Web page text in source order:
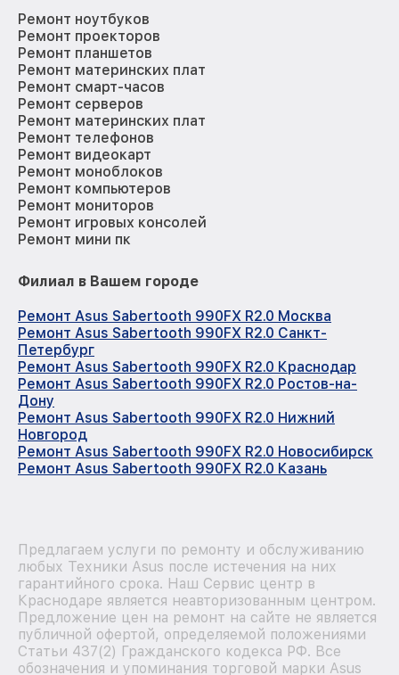
Ремонт ноутбуков
Ремонт проекторов
Ремонт планшетов
Ремонт материнских плат
Ремонт смарт-часов
Ремонт серверов
Ремонт материнских плат
Ремонт телефонов
Ремонт видеокарт
Ремонт моноблоков
Ремонт компьютеров
Ремонт мониторов
Ремонт игровых консолей
Ремонт мини пк
Филиал в Вашем городе
Ремонт Asus Sabertooth 990FX R2.0 Москва
Ремонт Asus Sabertooth 990FX R2.0 Санкт-
Петербург
Ремонт Asus Sabertooth 990FX R2.0 Краснодар
Ремонт Asus Sabertooth 990FX R2.0 Ростов-на-
Дону
Ремонт Asus Sabertooth 990FX R2.0 Нижний
Новгород
Ремонт Asus Sabertooth 990FX R2.0 Новосибирск
Ремонт Asus Sabertooth 990FX R2.0 Казань
Предлагаем услуги по ремонту и обслуживанию
любых Техники Asus после истечения на них
гарантийного срока. Наш Сервис центр в
Краснодаре является неавторизованным центром.
Предложение цен на ремонт на сайте не является
публичной офертой, определяемой положениями
Статьи 437(2) Гражданского кодекса РФ. Все
обозначения и упоминания торговой марки Asus